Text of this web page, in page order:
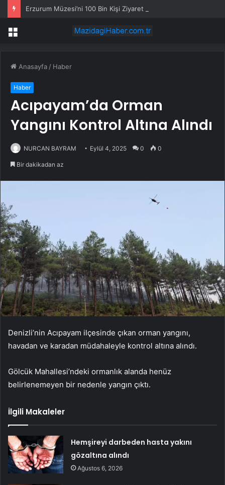
Erzurum Müzesi’ni 100 Bin Kişi Ziyaret Etti
Menü
Anasayfa / Haber
Haber
Acıpayam’da Orman
Yangını Kontrol Altına Alındı
NURCAN BAYRAM Eylül 4, 2025 0 0
Bir dakikadan az
Denizli’nin Acıpayam ilçesinde çıkan orman yangını,
havadan ve karadan müdahaleyle kontrol altına alındı.
Gölcük Mahallesi’ndeki ormanlık alanda henüz
belirlenemeyen bir nedenle yangın çıktı.
İlgili Makaleler
Hemşireyi darbeden hasta yakını
gözaltına alındı
Ağustos 6, 2026